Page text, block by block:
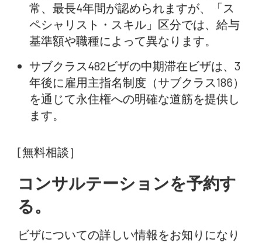
常、最長4年間が認められますが、「ス
ペシャリスト・スキル」区分では、給与
基準額や職種によって異なります。
サブクラス482ビザの中期滞在ビザは、3
年後に雇用主指名制度（サブクラス186）
を通じて永住権への明確な道筋を提供し
ます。
[無料相談］
コンサルテーションを予約す
る。
ビザについての詳しい情報をお知りになり